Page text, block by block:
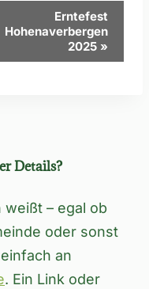
Erntefest
Hohenaverbergen
2025 »
Details?
– egal ob
oder sonst
an
. Ein Link oder